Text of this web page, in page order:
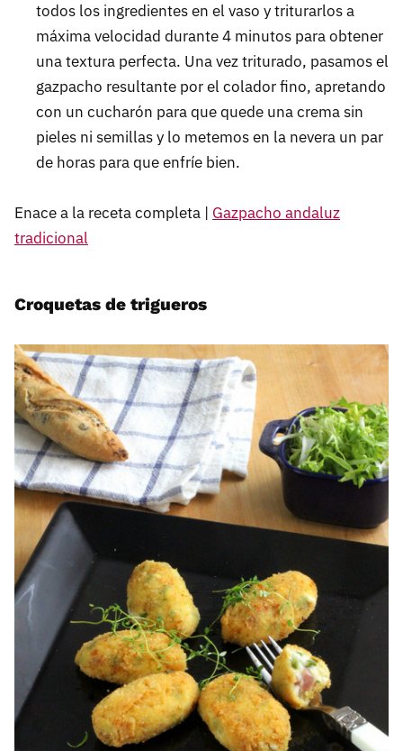
todos los ingredientes en el vaso y triturarlos a
máxima velocidad durante 4 minutos para obtener
una textura perfecta. Una vez triturado, pasamos el
gazpacho resultante por el colador fino, apretando
con un cucharón para que quede una crema sin
pieles ni semillas y lo metemos en la nevera un par
de horas para que enfríe bien.
Enace a la receta completa | Gazpacho andaluz
tradicional
Croquetas de trigueros